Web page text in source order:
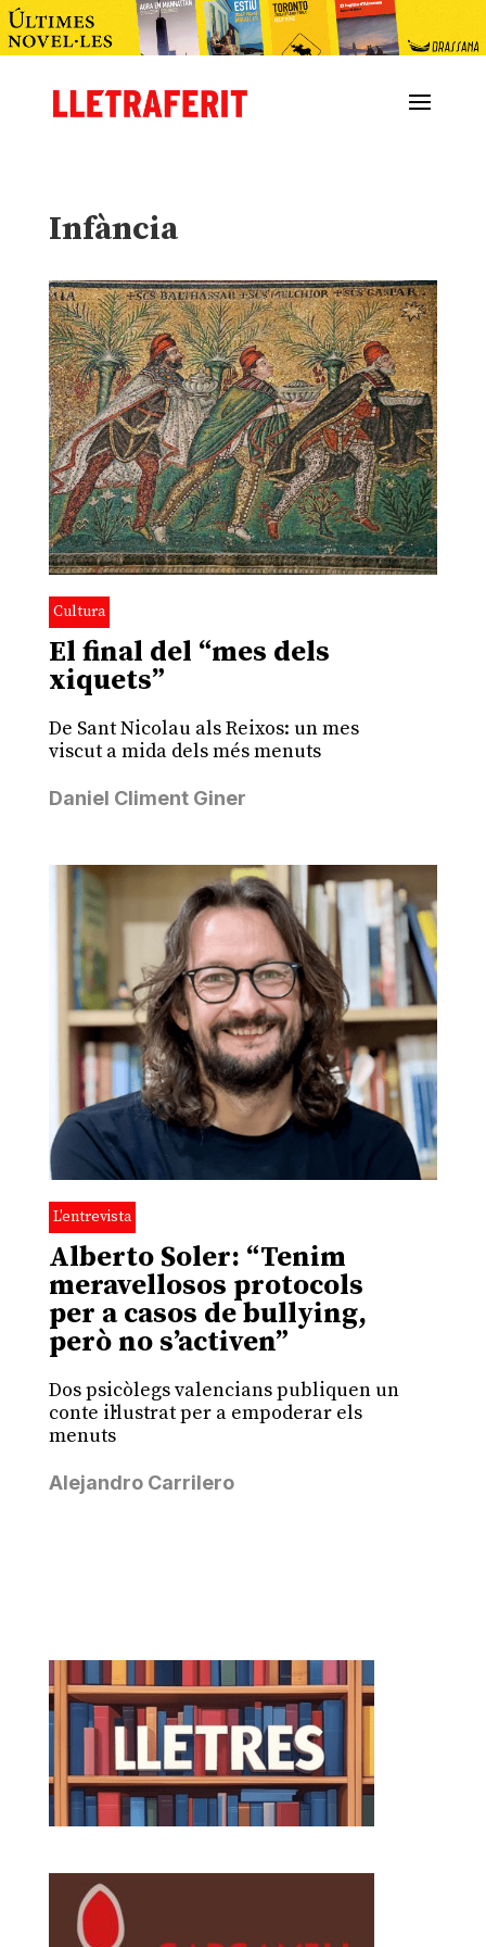
Infància
Cultura
El final del “mes dels
xiquets”
De Sant Nicolau als Reixos: un mes
viscut a mida dels més menuts
Daniel Climent Giner
L'entrevista
Alberto Soler: “Tenim
meravellosos protocols
per a casos de bullying,
però no s’activen”
Dos psicòlegs valencians publiquen un
conte il·lustrat per a empoderar els
menuts
Alejandro Carrilero